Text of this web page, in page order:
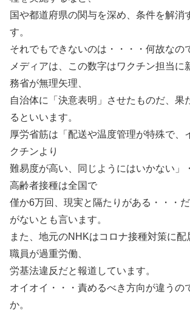
国や都道府県の関与を深め、条件を解消
す。
それでもできないのは・・・・何故なの
メディアは、この数字はワクチン担当に
務省が無理矢理、
自治体に「決意表明」させたものだ、果
るといいます。
厚労省筋は「配送や温度管理が特殊で、
クチンより
難易度が高い、同じようにはいかない」
高齢者接種は全国で
僅か6万回、現実と隔たりがある・・・
がないとも言います。
また、地元のNHKはコロナ接種対策に配
職員が過重労働、
労基法違反だと報道しています。
オイオイ・・・責めるべき方向が違うの
か。